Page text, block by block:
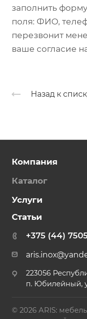
заполнить
поля: ФИО,
перезвонит
ваше согласие
Назад к
Компания
Каталог
Услуги
Статьи
+375 (44)
223056
п. Юбилейный,
© 2026 ARIS: